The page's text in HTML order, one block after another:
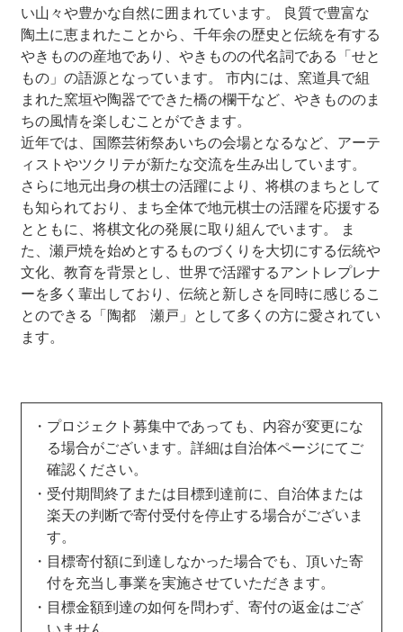
い山々や豊かな自然に囲まれています。 良質で豊富な
陶土に恵まれたことから、千年余の歴史と伝統を有する
やきものの産地であり、やきものの代名詞である「せと
もの」の語源となっています。 市内には、窯道具で組
まれた窯垣や陶器でできた橋の欄干など、やきもののま
ちの風情を楽しむことができます。
近年では、国際芸術祭あいちの会場となるなど、アーテ
ィストやツクリテが新たな交流を生み出しています。
さらに地元出身の棋士の活躍により、将棋のまちとして
も知られており、まち全体で地元棋士の活躍を応援する
とともに、将棋文化の発展に取り組んでいます。 ま
た、瀬戸焼を始めとするものづくりを大切にする伝統や
文化、教育を背景とし、世界で活躍するアントレプレナ
ーを多く輩出しており、伝統と新しさを同時に感じるこ
とのできる「陶都 瀬戸」として多くの方に愛されてい
ます。
プロジェクト募集中であっても、内容が変更にな
る場合がございます。詳細は自治体ページにてご
確認ください。
受付期間終了または目標到達前に、自治体または
楽天の判断で寄付受付を停止する場合がございま
す。
目標寄付額に到達しなかった場合でも、頂いた寄
付を充当し事業を実施させていただきます。
目標金額到達の如何を問わず、寄付の返金はござ